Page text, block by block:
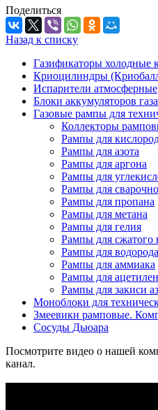
Поделиться
Назад к списку
Газификаторы холодные
Криоцилиндры
Испарители атмосферные
Блоки аккумуляторов газа
Газовые рампы для
Коллекторы
Рампы для
Рампы для азота
Рампы для аргона
Рампы для
Рампы для
Рампы для пропана
Рампы для метана
Рампы для гелия
Рампы для сжатого
Рампы для водорода
Рампы для аммиака
Рампы для
Рампы для закиси
Моноблоки для
Змеевики рамповые.
Сосуды Дьюара
Посмотрите видео о нашей
канал.